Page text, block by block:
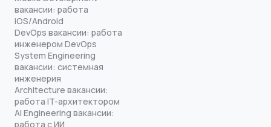
вакансии: работа
iOS/Android
DevOps вакансии: работа
инженером DevOps
System Engineering
вакансии: системная
инженерия
Architecture вакансии:
работа IT-архитектором
AI Engineering вакансии:
работа с ИИ